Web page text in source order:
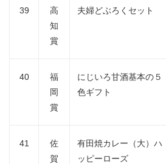
39
高
知
賞
夫婦どぶろくセット
40
福
岡
賞
にじいろ甘酒基本の５
色ギフト
41
佐
賀
有田焼カレー（大）ハ
ッピーローズ